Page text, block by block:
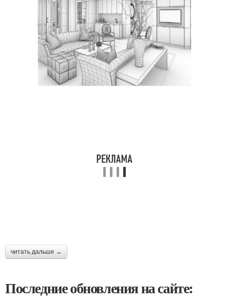
читать дальше →
Последние обновления на сайте: